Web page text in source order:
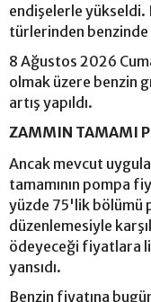
endişelerle yükseldi.
türlerinden
8 Ağustos 2026
olmak üzere benzin
artış yapıldı.
ZAMMIN TAMAMI
Ancak mevcut
tamamının pompa
yüzde 75'lik bölümü
düzenlemesiyle
ödeyeceği fiyatlara
yansıdı.
Benzin fiyatına